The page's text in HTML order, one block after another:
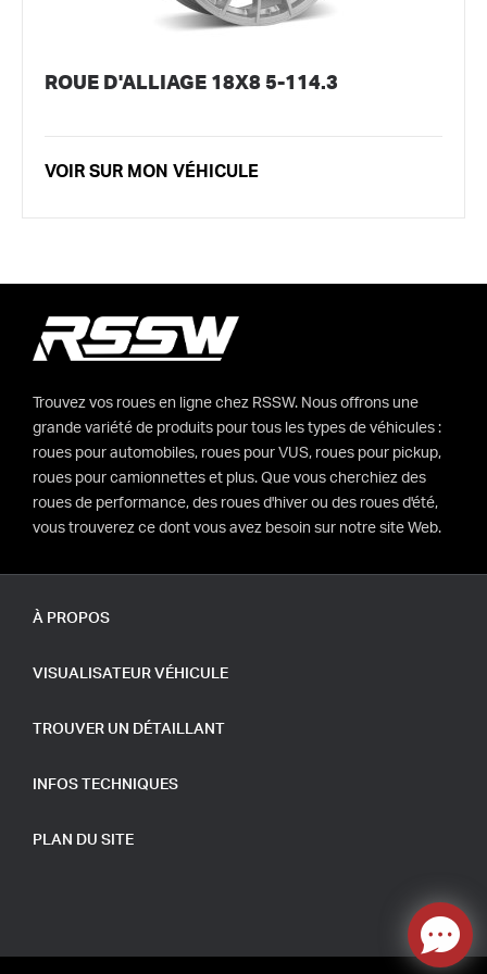
ROUE D'ALLIAGE 18X8 5-114.3
VOIR SUR MON VÉHICULE
À PROPOS
VISUALISATEUR VÉHICULE
TROUVER UN DÉTAILLANT
INFOS TECHNIQUES
PLAN DU SITE
Trouvez vos roues en ligne chez RSSW. Nous offrons une
grande variété de produits pour tous les types de véhicules :
roues pour automobiles, roues pour VUS, roues pour pickup,
roues pour camionnettes et plus. Que vous cherchiez des
roues de performance, des roues d'hiver ou des roues d'été,
vous trouverez ce dont vous avez besoin sur notre site Web.